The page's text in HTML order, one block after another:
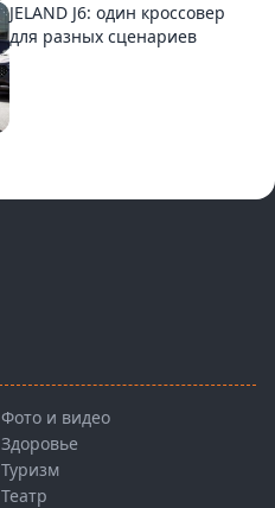
JELAND J6: один кроссовер
для разных сценариев
Фото и видео
Здоровье
Туризм
Театр